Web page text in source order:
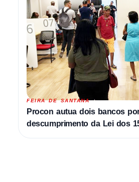
FEIRA DE SANTANA
Procon autua dois bancos
descumprimento da Lei dos